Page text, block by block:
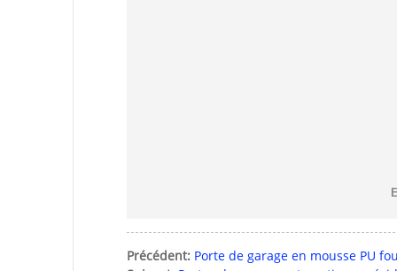
Précédent: Porte de garage en mousse PU